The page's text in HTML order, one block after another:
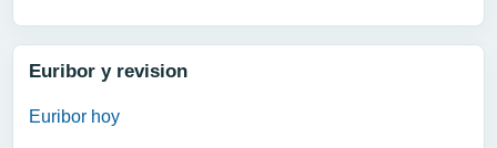
Euribor y revision
Euribor hoy